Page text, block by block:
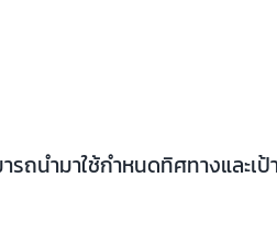
ำมาใช้กำหนดทิศทางและเป้